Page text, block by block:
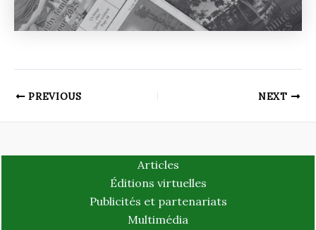
PREVIOUS NEXT
Articles
Éditions virtuelles
Publicités et partenariats
Multimédia